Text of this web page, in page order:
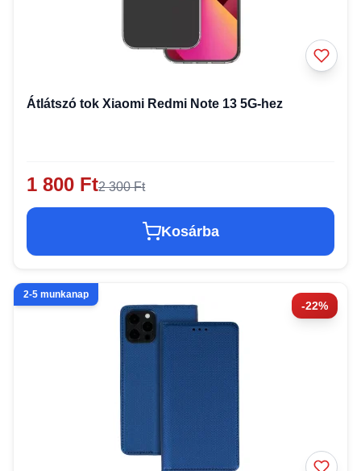
Átlátszó tok Xiaomi Redmi Note 13 5G-hez
1 800 Ft2 300 Ft
Kosárba
-22%
2-5 munkanap